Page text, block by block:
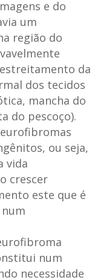
e do
um
região do
da
dos tecidos
mancha do
do pescoço).
ou seja,
vida
crescer
este que é
num
necessidade